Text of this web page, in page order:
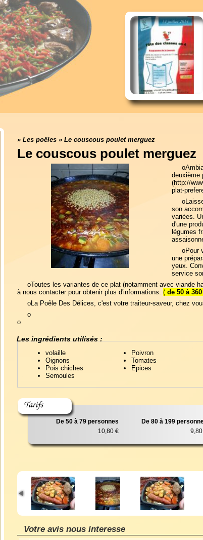
» Les poêles » Le couscous poulet merguez
Le couscous poulet merguez
deuxième
(http://
plat-
son
variées.
d'une
légumes
oPour
une
yeux.
service
oToutes les variantes de ce plat (notamment avec viande
à nous contacter pour obtenir plus d'informations. ( de 50 à
oLa Poêle Des Délices, c'est votre traiteur-saveur, chez
o
o
Les ingrédients utilisés :
volaille Poivron
Oignons
Tomates
Pois chiches
Epices
Semoules
De 50 à 79 personnes De 80 à 199
10,80 €
Votre avis nous interesse